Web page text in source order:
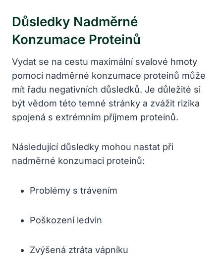
Důsledky Nadměrné
Konzumace Proteinů
Vydat se na cestu maximální svalové hmoty
pomocí nadměrné konzumace proteinů může
mít řadu negativních důsledků. Je důležité si
být vědom této temné stránky a zvážit rizika
spojená s extrémním příjmem proteinů.
Následující důsledky mohou nastat při
nadměrné konzumaci proteinů:
Problémy s trávením
Poškození ledvin
Zvýšená ztráta vápníku